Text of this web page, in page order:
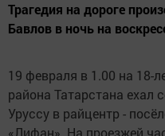
Трагедия на дороге
Бавлов в ночь на
19 февраля в 1.00 на 18-
района Татарстана ехал
Уруссу в райцентр -